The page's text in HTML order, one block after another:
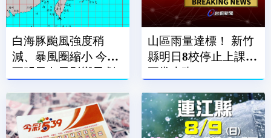
白海豚颱風強度稍
減、暴風圈縮小 今晚
至明天白天影響最劇
山區雨量達標！ 新竹
縣明日8校停止上課、
正常上班